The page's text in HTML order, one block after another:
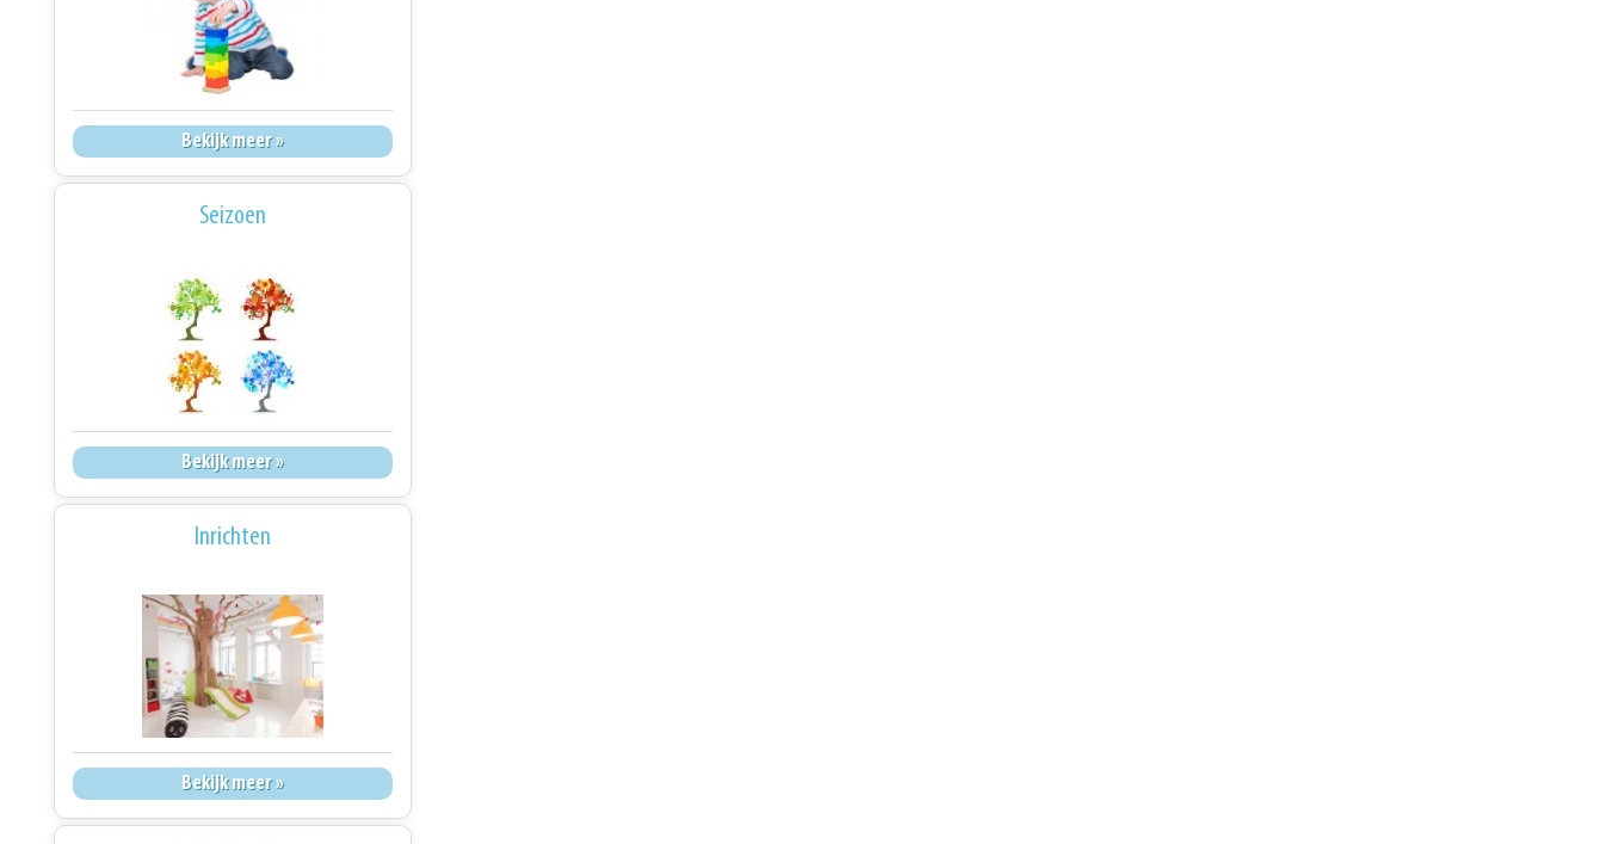
Bekijk meer »
Seizoen
Bekijk meer »
Inrichten
Bekijk meer »